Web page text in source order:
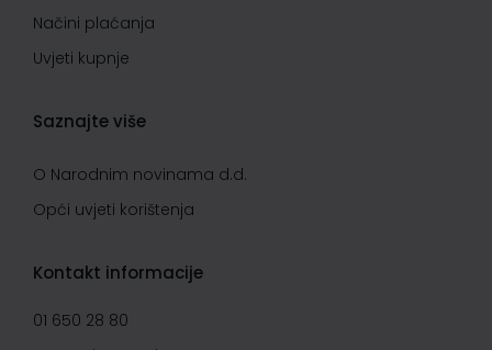
Načini plaćanja
Uvjeti kupnje
Saznajte više
O Narodnim novinama d.d.
Opći uvjeti korištenja
Kontakt informacije
01 650 28 80